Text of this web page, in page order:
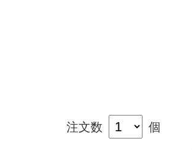
注文数 個